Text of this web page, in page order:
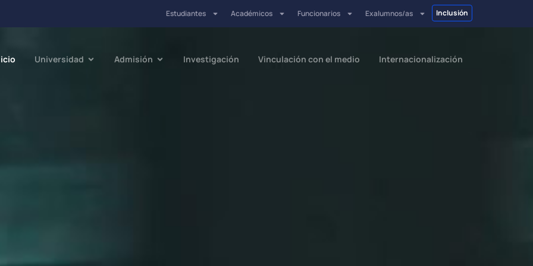
Estudiantes Académicos Funcionarios Exalumnos/as Inclusión
Universidad Admisión Investigación Vinculación con el medio Internacionalización